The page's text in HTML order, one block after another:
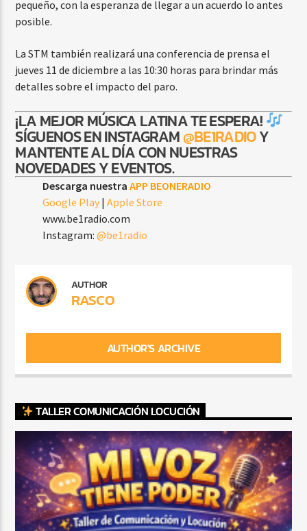
pequeño, con la esperanza de llegar a un acuerdo lo antes
posible.
La STM también realizará una conferencia de prensa el
jueves 11 de diciembre a las 10:30 horas para brindar más
detalles sobre el impacto del paro.
¡LA MEJOR MÚSICA LATINA TE ESPERA!
SÍGUENOS EN INSTAGRAM@BE1RADIOY
MANTENTE AL DÍA CON NUESTRAS
NOVEDADES Y EVENTOS.
Descarga nuestraAPP BEONERADIO
Google Play |Apple Store
www.be1radio.com
Instagram:@be1radio
AUTHOR
RASCO
AUTHOR'S ARCHIVE
TALLER COMUNICACIÓN LOCUCIÓN